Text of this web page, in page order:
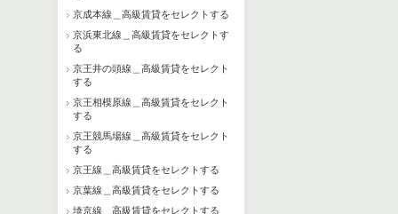
京成本線＿高級賃貸をセレクトする
京浜東北線＿高級賃貸をセレクトす
る
京王井の頭線＿高級賃貸をセレクト
する
京王相模原線＿高級賃貸をセレクト
する
京王競馬場線＿高級賃貸をセレクト
する
京王線＿高級賃貸をセレクトする
京葉線＿高級賃貸をセレクトする
埼京線＿高級賃貸をセレクトする